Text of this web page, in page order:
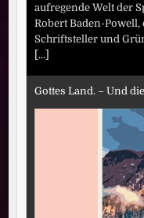
aufregende Welt der
Robert Baden-
Schriftsteller und
[...]
Gottes Land. – Und